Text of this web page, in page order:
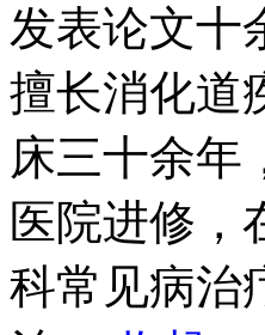
发表论文十
擅长消化道
床三十余年
医院进修，
科常见病治